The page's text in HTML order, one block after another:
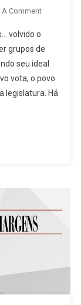
A CommentOn
Alguém
Ser
Quem
Não
volvido o
grupos de
seu ideal
vota, o povo
legislatura. Há